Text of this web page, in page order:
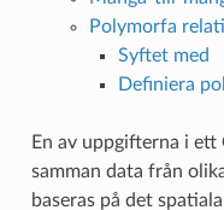
Polymorfa
Syftet med
Definiera
En av uppgifterna i
samman data från
baseras på det